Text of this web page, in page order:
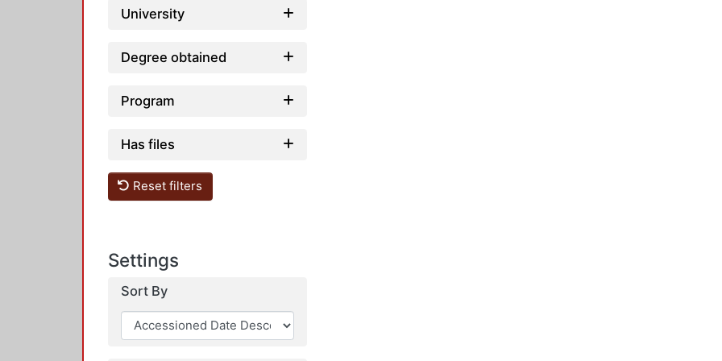
University
Degree obtained
Program
Has files
Reset filters
Settings
Sort By